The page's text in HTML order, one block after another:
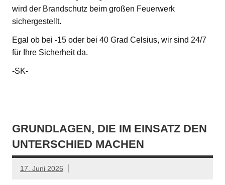
wird der Brandschutz beim großen Feuerwerk
sichergestellt.
Egal ob bei -15 oder bei 40 Grad Celsius, wir sind 24/7
für Ihre Sicherheit da.
-SK-
GRUNDLAGEN, DIE IM EINSATZ DEN
UNTERSCHIED MACHEN
17. Juni 2026